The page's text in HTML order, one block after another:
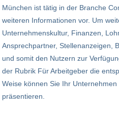
München ist tätig in der Branche
weiteren Informationen vor. Um
Unternehmenskultur, Finanzen,
Ansprechpartner, Stellenanzeigen,
und somit den Nutzern zur
der Rubrik Für Arbeitgeber die
Weise können Sie Ihr
präsentieren.